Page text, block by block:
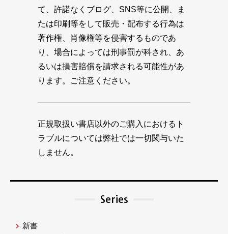
て、許諾なくブログ、SNS等に公開、ま
たは印刷等をして販売・配布する行為は
著作権、肖像権等を侵害するものであ
り、場合によっては刑事罰が科され、あ
るいは損害賠償を請求される可能性があ
ります。ご注意ください。
正規取扱い書店以外のご購入におけるト
ラブルについては弊社では一切関与いた
しません。
Series
新書